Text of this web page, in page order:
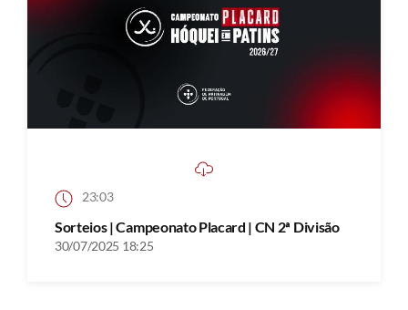
23:03
Sorteios | Campeonato Placard | CN 2ª Divisão
30/07/2025 18:25